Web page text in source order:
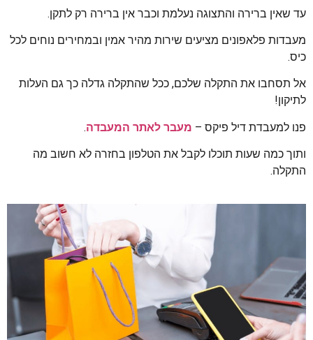
עד שאין ברירה והתצוגה נעלמת וכבר אין ברירה רק לתקן.
מעבדות פלאפונים מציעים שירות מהיר אמין ובמחירים נוחים לכל
כיס.
אל תסחבו את התקלה שלכם, ככל שהתקלה גדלה כך גם העלות
לתיקון!
פנו למעבדת דיל פיקס – מעבר לאתר המעבדה.
ותוך כמה שעות תוכלו לקבל את הטלפון בחזרה לא חשוב מה
התקלה.​